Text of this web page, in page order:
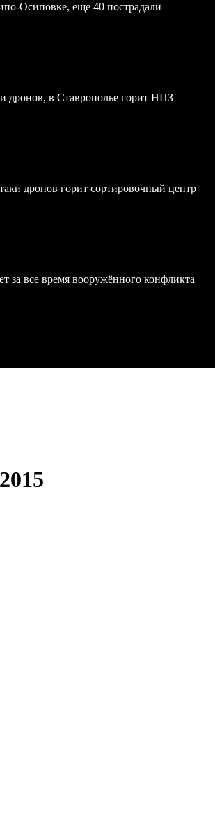
Осиповке, еще 40 пострадали
дронов, в Ставрополье горит НПЗ
дронов горит сортировочный центр
за все время вооружённого конфликта